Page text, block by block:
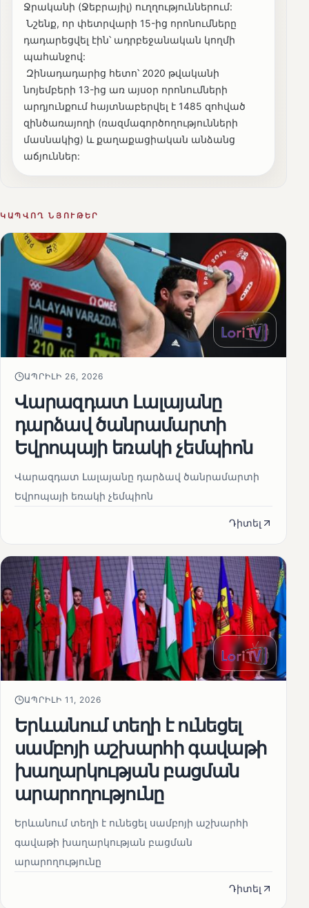
Ջրականի (Ջեբրայիլ) ուղղություններում:
Նշենք, որ փետրվարի 15-ից որոնումները
դադարեցվել էին՝ ադրբեջանական կողմի
պահանջով:
Զինադադարից հետո՝ 2020 թվականի
նոյեմբերի 13-ից առ այսօր որոնումների
արդյունքում հայտնաբերվել է 1485 զոհված
զինծառայողի (ռազմագործողությունների
մասնակից) և քաղաքացիական անձանց
աճյուններ:
ԿԱՊՎՈՂ ՆՅՈՒԹԵՐ
ԱՊՐԻԼԻ 26, 2026
Վարազդատ Լալայանը
դարձավ ծանրամարտի
Եվրոպայի եռակի չեմպիոն
Վարազդատ Լալայանը դարձավ ծանրամարտի
Եվրոպայի եռակի չեմպիոն
Դիտել
ԱՊՐԻԼԻ 11, 2026
Երևանում տեղի է ունեցել
սամբոյի աշխարհի գավաթի
խաղարկության բացման
արարողությունը
Երևանում տեղի է ունեցել սամբոյի աշխարհի
գավաթի խաղարկության բացման
արարողությունը
Դիտել